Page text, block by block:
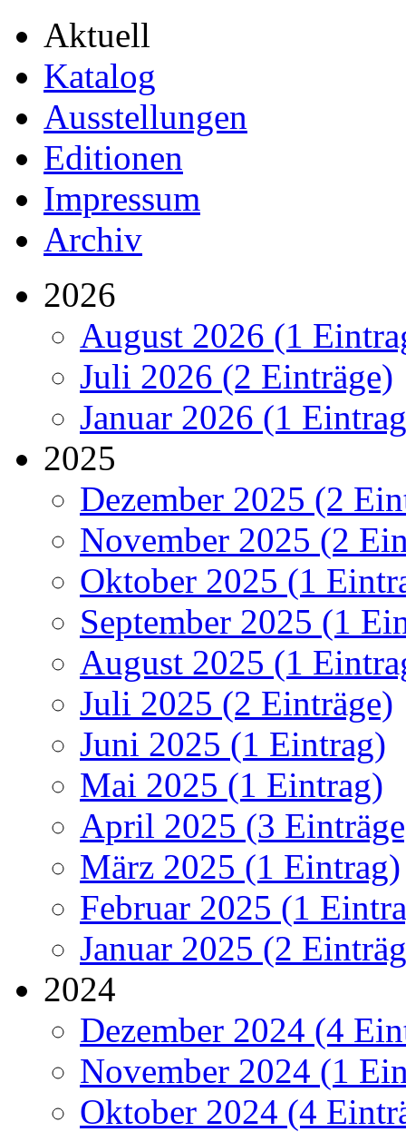
Aktuell
Katalog
Ausstellungen
Editionen
Impressum
Archiv
2026
August 2026 (1
Juli 2026 (2 Einträge)
Januar 2026 (1
2025
Dezember 2025 (2
November 2025 (2
Oktober 2025 (1
September 2025 (1
August 2025 (1
Juli 2025 (2 Einträge)
Juni 2025 (1 Eintrag)
Mai 2025 (1 Eintrag)
April 2025 (3
März 2025 (1 Eintrag)
Februar 2025 (1
Januar 2025 (2
2024
Dezember 2024 (4
November 2024 (1
Oktober 2024 (4